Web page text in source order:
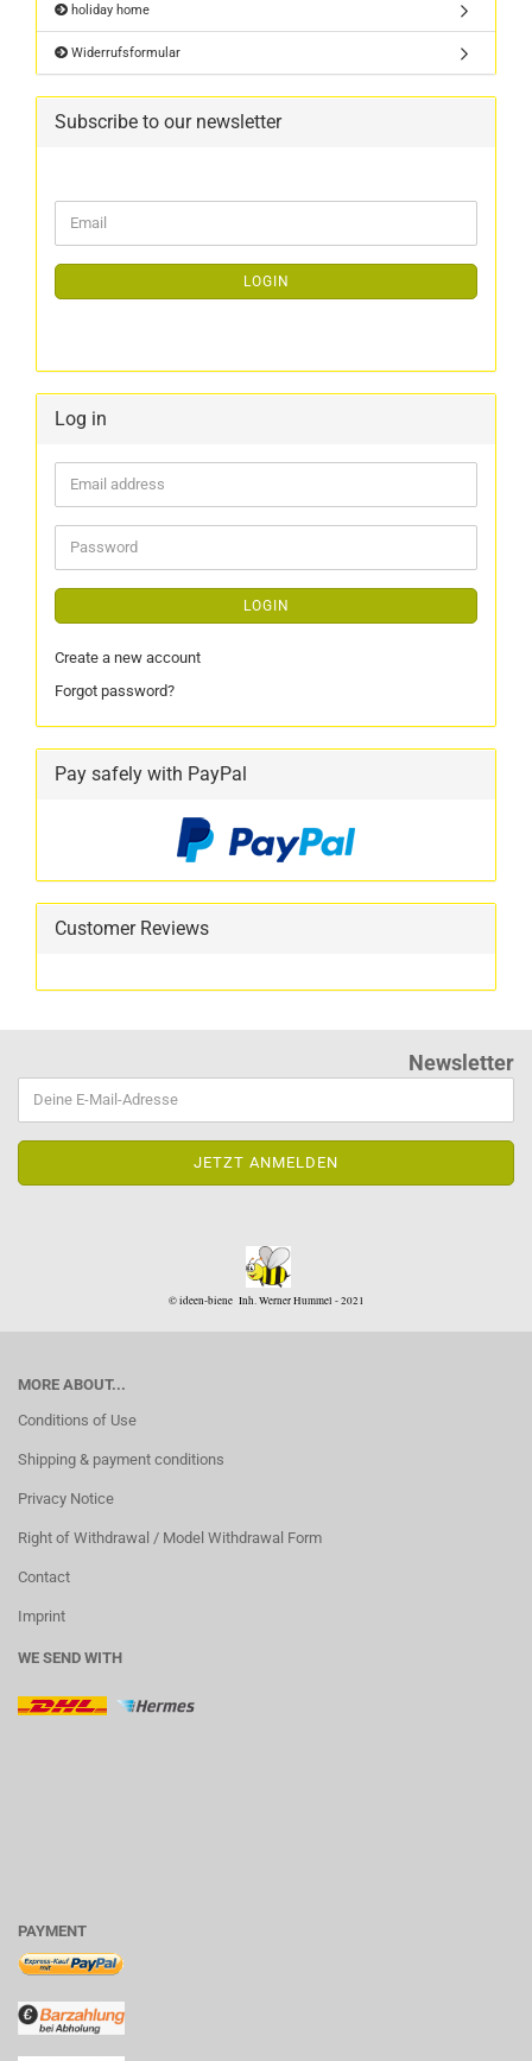
holiday home
Widerrufsformular
Subscribe to our newsletter
LOGIN
Log in
LOGIN
Create a new account
Forgot password?
Pay safely with PayPal
Customer Reviews
Newsletter
© ideen-biene Inh. Werner Hummel - 2021
MORE ABOUT...
Conditions of Use
Shipping & payment conditions
Privacy Notice
Right of Withdrawal / Model Withdrawal Form
Contact
Imprint
WE SEND WITH
PAYMENT